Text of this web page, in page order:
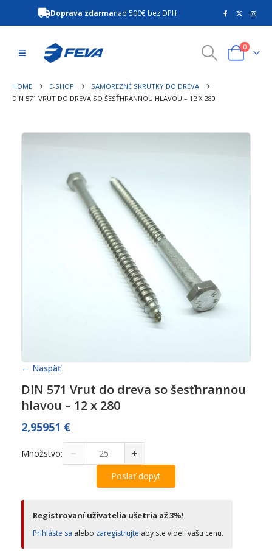
Doprava zdarmanad 500€ bez DPH
0
HOME E-SHOP
SAMOREZNÉ SKRUTKY DO DREVA
DIN 571 VRUT DO DREVA SO ŠESŤHRANNOU HLAVOU – 12 X 280
← Naspäť
DIN 571 Vrut do dreva so šesťhrannou
hlavou – 12 x 280
2,95951 €
Množstvo: − +
Poslať dopyt
Registrovaní užívatelia ušetria až 3%!
Prihláste sa alebo zaregistrujte aby ste videli vašu cenu.